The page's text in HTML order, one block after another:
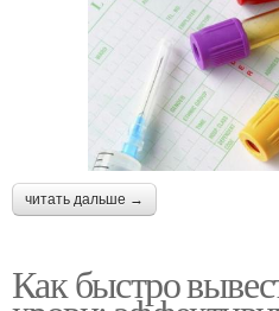
читать дальше →
Как быстро